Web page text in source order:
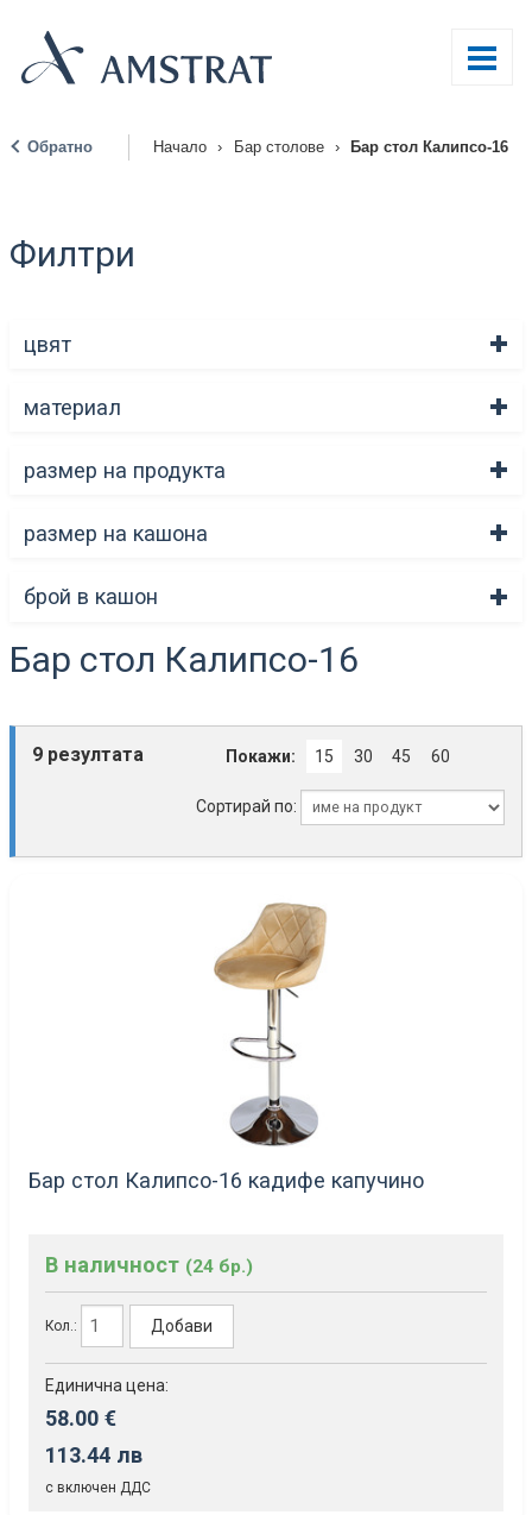
Обратно Начало › Бар столове › Бар стол Калипсо-16
Филтри
цвят
материал
размер на продукта
размер на кашона
брой в кашон
Бар стол Калипсо-16
9 резултата Покажи: 15 30 45 60
Сортирай по:
Бар стол Калипсо-16 кадифе капучино
В наличност (24 бр.)
Кол.: Добави
Единична цена:
58.00 €
113.44 лв
с включен ДДС